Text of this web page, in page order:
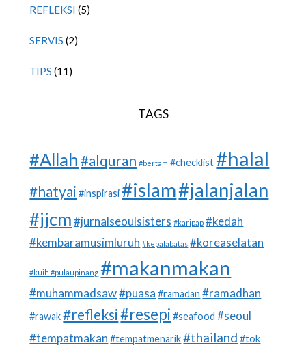
REFLEKSI (5)
SERVIS (2)
TIPS (11)
TAGS
#Allah #alquran #bertam #checklist #halal
#hatyai #inspirasi #islam#jalanjalan
#jjcm #jurnalseoulsisters #karipap #kedah
#kembaramusimluruh #kepalabatas #koreaselatan
#kuih #pulaupinang #makanmakan
#muhammadsaw#puasa #ramadan #ramadhan
#rawak #refleksi#resepi #seafood #seoul
#tempatmakan #tempatmenarik #thailand #tok